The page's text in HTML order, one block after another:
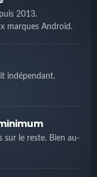
2013.
marques Android.
indépendant.
sur le reste. Bien au-